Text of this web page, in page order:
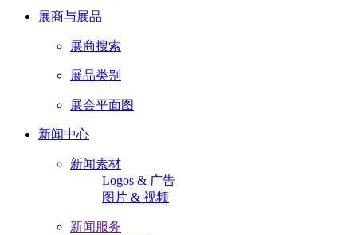
展商与展品
展商搜索
展品类别
展会平面图
新闻中心
新闻素材
Logos & 广告
图片 & 视频
新闻服务